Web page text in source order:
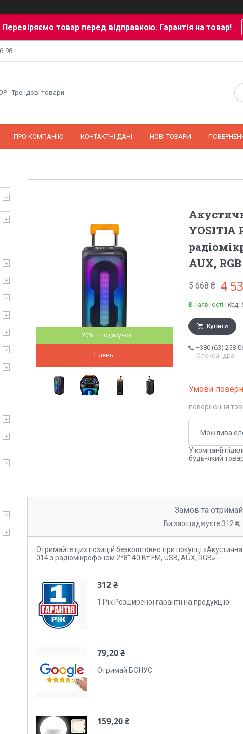
Перевіряємо товар перед відправкою. Гарантія на товар!
98
- Трендові товари
ПРО КОМПАНІЮ КОНТАКТНІ ДАНІ НОВІ ТОВАРИ
–20%
1 день
YOSITIA
AUX, RGB
5 668 ₴ 4
В наявності Код:
Купити
+380 (63) 258-
Олександра
повернення
У компанії
будь-який
Замов та
Ви заощаджуєте 312 ₴,
Отримайте цих позицій безкоштовно при покупці
014 з радіомікрофоном 2*8" 40 Вт FM, USB, AUX, RGB»
312 ₴
1 Рік Розширеної гарантії на продукцію!
79,20 ₴
Отримай БОНУС
159,20 ₴